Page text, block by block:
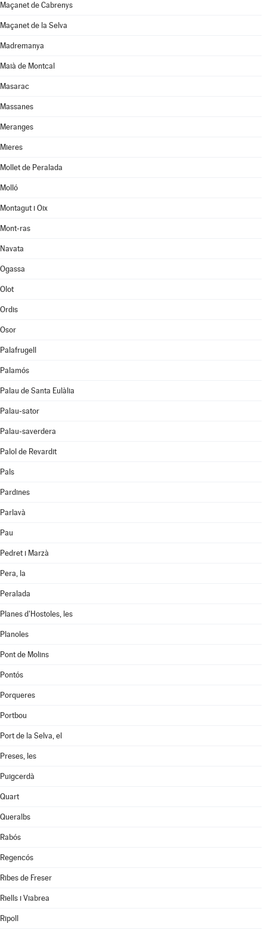
Maçanet de Cabrenys
Maçanet de la Selva
Madremanya
Maià de Montcal
Masarac
Massanes
Meranges
Mieres
Mollet de Peralada
Molló
Montagut i Oix
Mont-ras
Navata
Ogassa
Olot
Ordis
Osor
Palafrugell
Palamós
Palau de Santa Eulàlia
Palau-sator
Palau-saverdera
Palol de Revardit
Pals
Pardines
Parlavà
Pau
Pedret i Marzà
Pera, la
Peralada
Planes d'Hostoles, les
Planoles
Pont de Molins
Pontós
Porqueres
Portbou
Port de la Selva, el
Preses, les
Puigcerdà
Quart
Queralbs
Rabós
Regencós
Ribes de Freser
Riells i Viabrea
Ripoll